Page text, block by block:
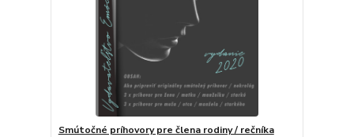
Smútočné príhovory pre člena rodiny / rečníka